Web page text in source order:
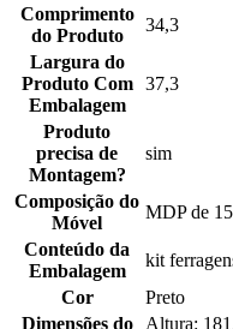
Comprimento
do Produto
34,3
Largura do
Produto Com
Embalagem
37,3
Produto
precisa de
Montagem?
sim
Composição do
Móvel
MDP de
Conteúdo da
Embalagem
kit
Cor
Preto
Dimensões do
Altura: